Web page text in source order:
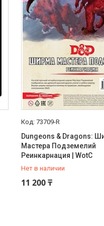
73709-R
Dungeons & Dragons:
Мастера Подземелий
Реинкарнация | WotC
Нет в наличии
11 200 ₸
+7 (707) 816-14-12